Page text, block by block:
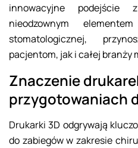
innowacyjne
nieodzownym
stomatologicznej,
pacjentom, jak i całej branży
Znaczenie
przygotowaniach
Drukarki 3D odgrywają
do zabiegów w zakresie